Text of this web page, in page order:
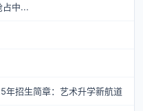
占中...
年招生简章：艺术升学新航道